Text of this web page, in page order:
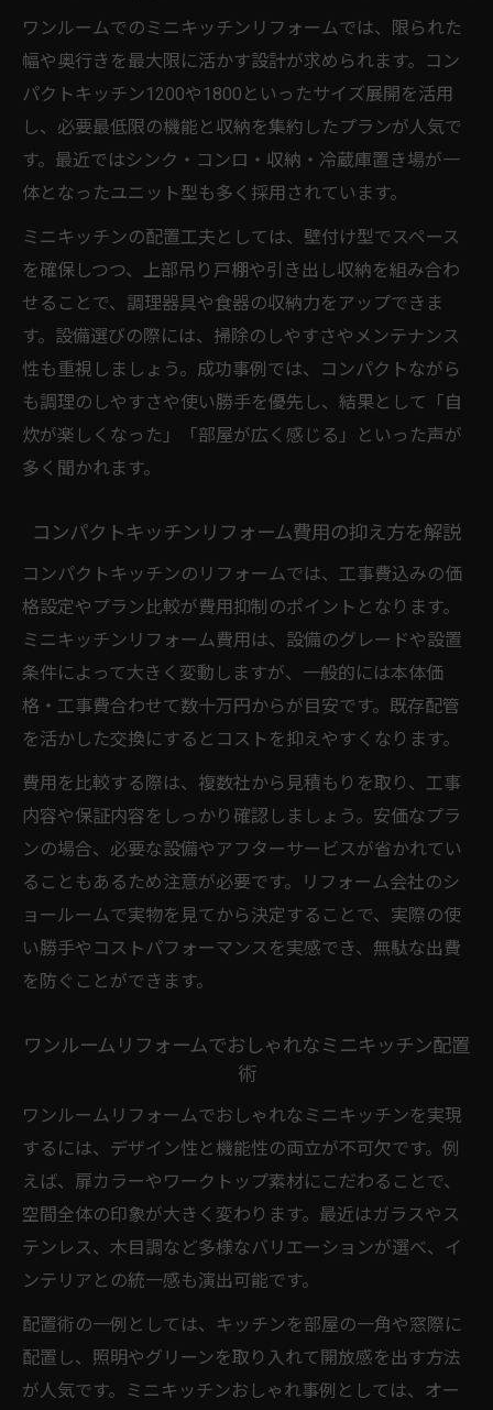
ワンルームでのミニキッチンリフォームでは、限られた
幅や奥行きを最大限に活かす設計が求められます。コン
パクトキッチン1200や1800といったサイズ展開を活用
し、必要最低限の機能と収納を集約したプランが人気で
す。最近ではシンク・コンロ・収納・冷蔵庫置き場が一
体となったユニット型も多く採用されています。
ミニキッチンの配置工夫としては、壁付け型でスペース
を確保しつつ、上部吊り戸棚や引き出し収納を組み合わ
せることで、調理器具や食器の収納力をアップできま
す。設備選びの際には、掃除のしやすさやメンテナンス
性も重視しましょう。成功事例では、コンパクトながら
も調理のしやすさや使い勝手を優先し、結果として「自
炊が楽しくなった」「部屋が広く感じる」といった声が
多く聞かれます。
コンパクトキッチンリフォーム費用の抑え方を解説
コンパクトキッチンのリフォームでは、工事費込みの価
格設定やプラン比較が費用抑制のポイントとなります。
ミニキッチンリフォーム費用は、設備のグレードや設置
条件によって大きく変動しますが、一般的には本体価
格・工事費合わせて数十万円からが目安です。既存配管
を活かした交換にするとコストを抑えやすくなります。
費用を比較する際は、複数社から見積もりを取り、工事
内容や保証内容をしっかり確認しましょう。安価なプラ
ンの場合、必要な設備やアフターサービスが省かれてい
ることもあるため注意が必要です。リフォーム会社のシ
ョールームで実物を見てから決定することで、実際の使
い勝手やコストパフォーマンスを実感でき、無駄な出費
を防ぐことができます。
ワンルームリフォームでおしゃれなミニキッチン配置
術
ワンルームリフォームでおしゃれなミニキッチンを実現
するには、デザイン性と機能性の両立が不可欠です。例
えば、扉カラーやワークトップ素材にこだわることで、
空間全体の印象が大きく変わります。最近はガラスやス
テンレス、木目調など多様なバリエーションが選べ、イ
ンテリアとの統一感も演出可能です。
配置術の一例としては、キッチンを部屋の一角や窓際に
配置し、照明やグリーンを取り入れて開放感を出す方法
が人気です。ミニキッチンおしゃれ事例としては、オー